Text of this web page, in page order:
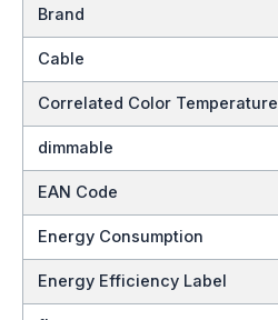
Brand
Cable
Correlated Color Temperature
dimmable
EAN Code
Energy Consumption
Energy Efficiency Label